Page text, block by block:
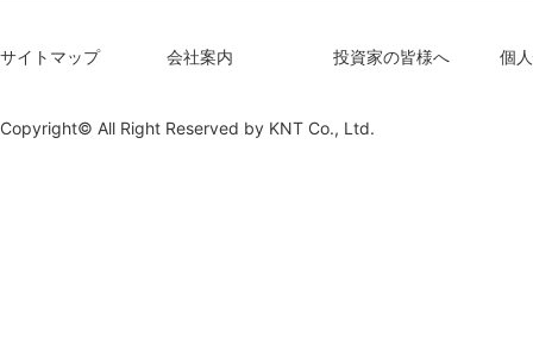
サイトマップ 会社案内 投資家の皆様へ 個
Copyright© All Right Reserved by KNT Co., Ltd.